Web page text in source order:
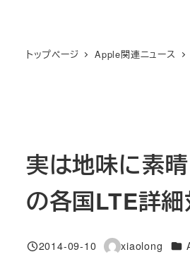
トップページ Apple関連ニュース
実は地味に素
の各国LTE詳
投稿日
2014-09-10
著
xiaolong カ